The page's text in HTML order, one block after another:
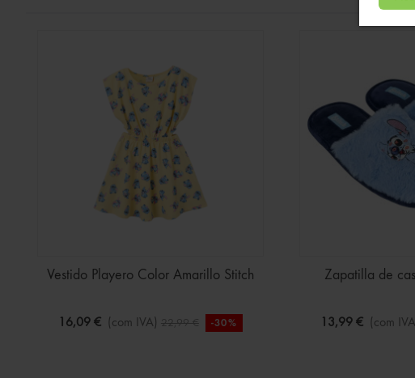
Vestido Playero Color Amarillo Stitch
16,09 € (com IVA) 22,99 € -30%
Zapatilla de
13,99 € (com IVA)